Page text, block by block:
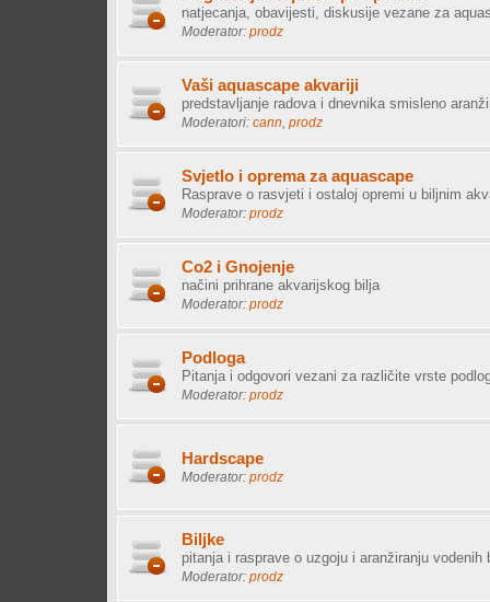
natjecanja, obavijesti, diskusije vezane za
Moderator: prodz
Vaši aquascape akvariji
predstavljanje radova i dnevnika smisleno
Moderatori: cann prodz
Svjetlo i oprema za aquascape
Rasprave o rasvjeti i ostaloj opremi u biljnim
Moderator: prodz
Co2 i Gnojenje
načini prihrane akvarijskog bilja
Moderator: prodz
Podloga
Pitanja i odgovori vezani za različite vrste
Moderator: prodz
Hardscape
Moderator: prodz
Biljke
pitanja i rasprave o uzgoju i aranžiranju vodenih
Moderator: prodz